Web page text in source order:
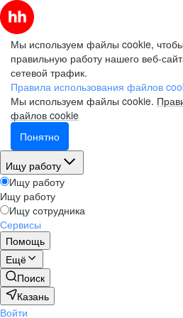
Мы используем файлы cookie,
правильную работу нашего веб-
сетевой трафик.
Правила использования файлов
Мы используем файлы cookie.
файлов cookie
Понятно
Ищу работу
Ищу работу
Ищу работу
Ищу сотрудника
Сервисы
Помощь
Ещё
Поиск
Казань
Войти